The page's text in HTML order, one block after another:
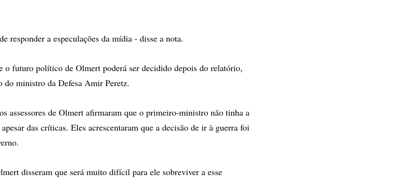
responder a especulações da mídia - disse a nota.
o futuro político de Olmert poderá ser decidido depois do relatório,
do ministro da Defesa Amir Peretz.
assessores de Olmert afirmaram que o primeiro-ministro não tinha a
das críticas. Eles acrescentaram que a decisão de ir à guerra foi
disseram que será muito difícil para ele sobreviver a esse